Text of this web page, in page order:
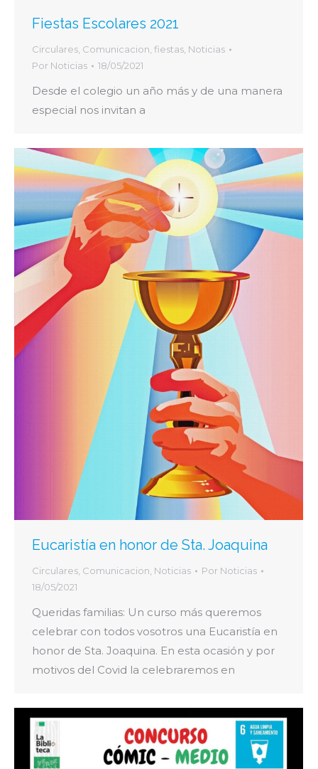
Fiestas Escolares 2021
Circulares, Comunicacion, fiestas, Noticias
Por Noticias 18/05/2021
Desde el colegio un año más y de una manera
especial nos invitan a
Eucaristía en honor de Sta. Joaquina
Circulares, Comunicacion, Noticias Por Noticias
18/05/2021
Queridas familias: Un curso más queremos
celebrar con todos vosotros una Eucaristía en
honor de Sta. Joaquina. En esta ocasión y por
motivos del Covid la celebraremos en